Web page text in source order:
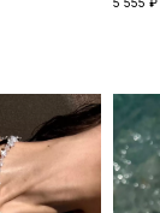
заказ